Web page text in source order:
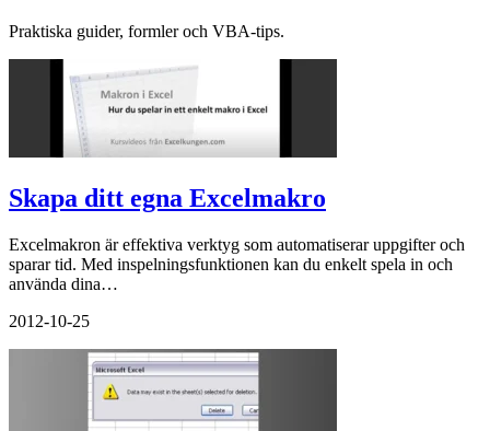
Praktiska guider, formler och VBA-tips.
Skapa ditt egna Excelmakro
Excelmakron är effektiva verktyg som automatiserar uppgifter och
sparar tid. Med inspelningsfunktionen kan du enkelt spela in och
använda dina…
2012-10-25